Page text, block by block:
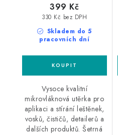
Skladem do 5
pracovních dní
330 Kč bez DPH
399 Kč
Vysoce kvalitní
mikrovláknová utěrka pro
aplikaci a stírání leštěnek,
vosků, čističů, detailerů a
dalších produktů. Šetrná